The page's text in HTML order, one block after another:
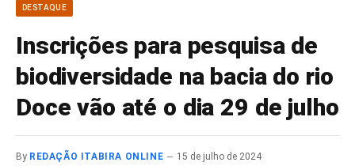
DESTAQUE
Inscrições para pesquisa de
biodiversidade na bacia do rio
Doce vão até o dia 29 de julho
By REDAÇÃO ITABIRA ONLINE
15 de julho de 2024